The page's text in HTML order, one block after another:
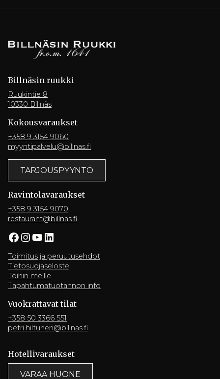
Billnäsin ruukki
Ruukintie 8
10330 Billnäs
Kokousvaraukset
+358 9 3154 9060
myyntipalvelu@billnas.fi
TARJOUSPYYNTÖ
Ravintola­varaukset
+358 9 3154 9070
restaurant@billnas.fi
Facebook InstagramYouTube LinkedIn
Toimitus ja peruutusehdot
Tietosuojaseloste
Töihin meille
Tapahtumatuotannon info
Vuokrattavat tilat
+358 50 3366 551
petri.hiltunen@billnas.fi
Hotelli­varaukset
VARAA HUONE